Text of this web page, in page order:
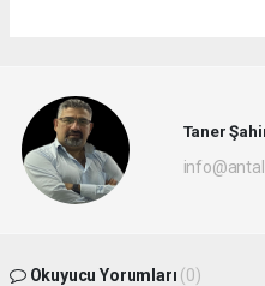
Taner
Okuyucu Yorumları (0)